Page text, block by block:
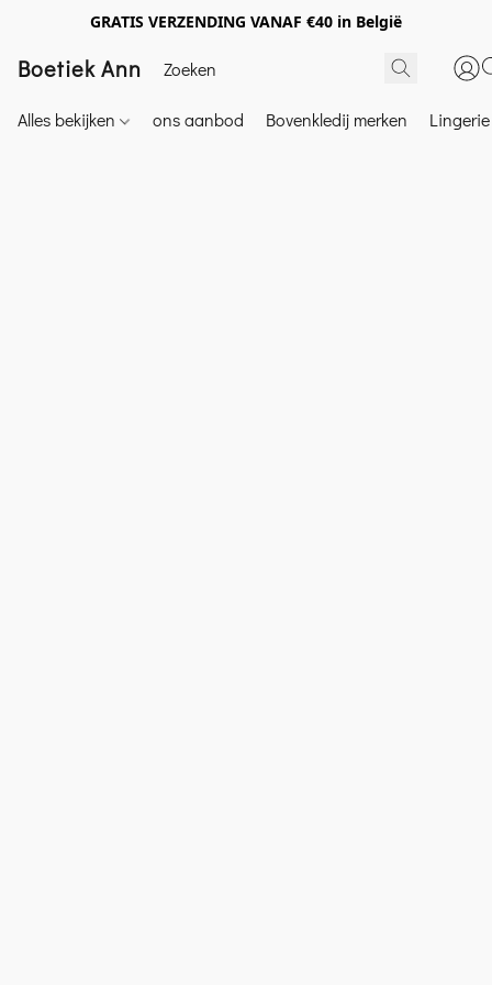
GRATIS VERZENDING VANAF €40 in België
Boetiek Ann
Alles bekijken ons aanbod Bovenkledij merken